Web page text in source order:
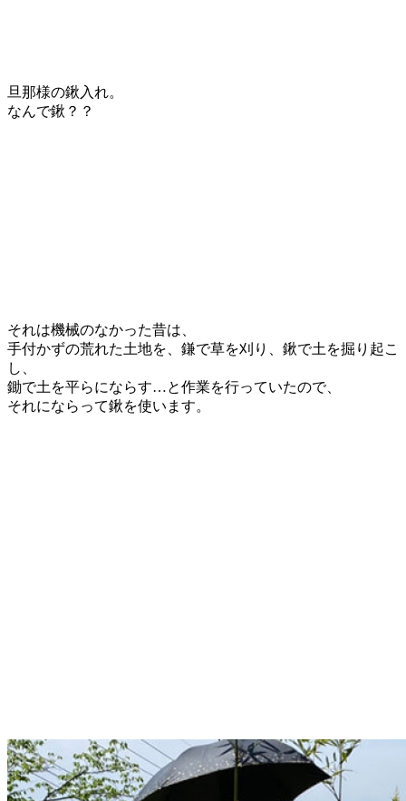
旦那様の鍬入れ。
なんで鍬？？
それは機械のなかった昔は、
手付かずの荒れた土地を、鎌で草を刈り、鍬で土を掘り起こ
し、
鋤で土を平らにならす…と作業を行っていたので、
それにならって鍬を使います。